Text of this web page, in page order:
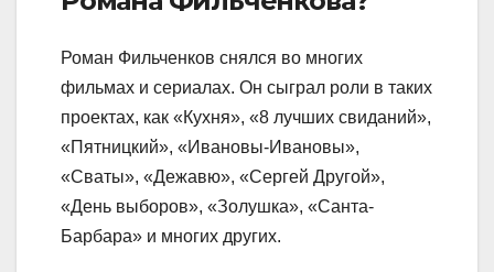
Роман Фильченков снялся во многих
фильмах и сериалах. Он сыграл роли в таких
проектах, как «Кухня», «8 лучших свиданий»,
«Пятницкий», «Ивановы-Ивановы»,
«Сваты», «Дежавю», «Сергей Другой»,
«День выборов», «Золушка», «Санта-
Барбара» и многих других.